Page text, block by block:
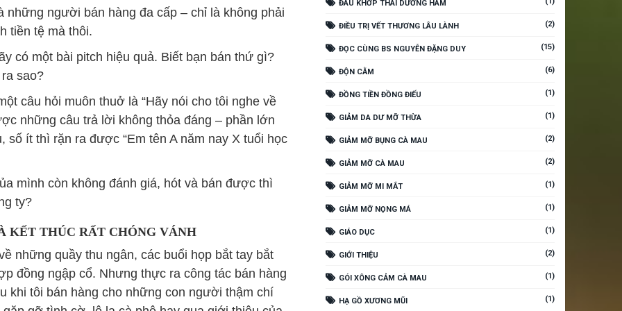
người bán hàng đa cấp – chỉ là không phải
tiền tệ mà thôi.
có một bài pitch hiệu quả. Biết bạn bán thứ gì?
sao?
câu hỏi muôn thuở là “Hãy nói cho tôi nghe về
những câu trả lời không thỏa đáng – phần lớn
số ít thì rặn ra được “Em tên A năm nay X tuổi học
mình còn không đánh giá, hót và bán được thì
ty?
KẾT THÚC RẤT CHÓNG VÁNH
những quầy thu ngân, các buổi họp bắt tay bắt
đồng ngập cổ. Nhưng thực ra công tác bán hàng
khi tôi bán hàng cho những con người thậm chí
ĐAU KHỚP THÁI DƯƠNG HÀM
ĐIỀU TRỊ VẾT THƯƠNG LÂU LÀNH (2)
ĐỌC CÙNG BS NGUYỄN ĐẶNG DUY (15)
ĐỘN CẰM (6)
ĐỒNG TIỀN ĐỒNG ĐIẾU (1)
GIẢM DA DƯ MỠ THỪA (1)
GIẢM MỠ BỤNG CÀ MAU (2)
GIẢM MỠ CÀ MAU (2)
GIẢM MỠ MI MẮT (1)
GIẢM MỠ NỌNG MÁ (1)
GIÁO DỤC (1)
GIỚI THIỆU (2)
GÓI XÔNG CẢM CÀ MAU (1)
HẠ GỒ XƯƠNG MŨI (1)